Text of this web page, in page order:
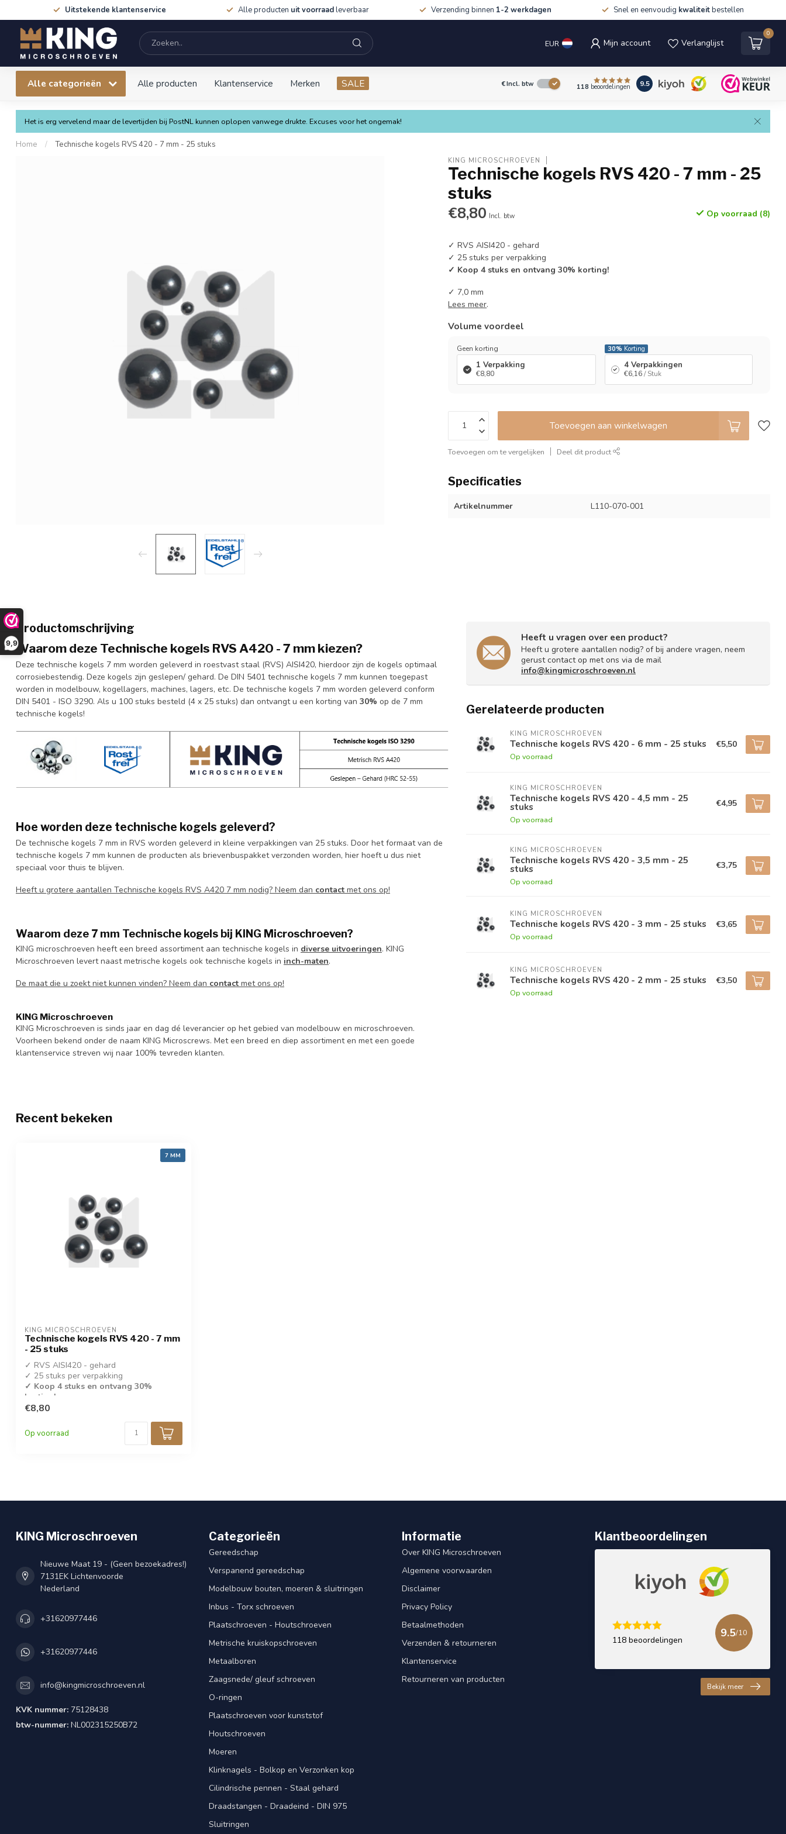
9,9
Uitstekende klantenservice Alle producten uit voorraadleverbaar Verzending binnen 1-2 werkdagen Snel en eenvoudig kwaliteitbestellen
EUR Mijn account Verlanglijst
0
Alle categorieën Alle producten Klantenservice Merken SALE €Incl. btw 118 beoordelingen 9.5
Het is erg vervelend maar de levertijden bij PostNL kunnen oplopen vanwege drukte. Excuses voor het ongemak!
Home / Technische kogels RVS 420 - 7 mm - 25 stuks
KING MICROSCHROEVEN
Technische kogels RVS 420 - 7 mm - 25
stuks
€8,80 Incl. btw Op voorraad (8)
✓ RVS AISI420 - gehard
✓ 25 stuks per verpakking
✓ Koop 4 stuks en ontvang 30% korting!
✓ 7,0 mm
Lees meer.
Volume voordeel
Geen korting
1 Verpakking
€8,80
30% Korting
4 Verpakkingen
€6,16 / Stuk
Toevoegen aan winkelwagen
Toevoegen om te vergelijken Deel dit product
Specificaties
Artikelnummer L110-070-001
Productomschrijving
Waarom deze Technische kogels RVS A420 - 7 mm kiezen?
Deze technische kogels 7 mm worden geleverd in roestvast staal (RVS) AISI420, hierdoor zijn de kogels optimaal
corrosiebestendig. Deze kogels zijn geslepen/ gehard. De DIN 5401 technische kogels 7 mm kunnen toegepast
worden in modelbouw, kogellagers, machines, lagers, etc. De technische kogels 7 mm worden geleverd conform
DIN 5401 - ISO 3290. Als u 100 stuks besteld (4 x 25 stuks) dan ontvangt u een korting van 30% op de 7 mm
technische kogels!
Hoe worden deze technische kogels geleverd?
De technische kogels 7 mm in RVS worden geleverd in kleine verpakkingen van 25 stuks. Door het formaat van de
technische kogels 7 mm kunnen de producten als brievenbuspakket verzonden worden, hier hoeft u dus niet
speciaal voor thuis te blijven.
Heeft u grotere aantallen Technische kogels RVS A420 7 mm nodig? Neem dan contact met ons op!
Waarom deze 7 mm Technische kogels bij KING Microschroeven?
KING microschroeven heeft een breed assortiment aan technische kogels in diverse uitvoeringen. KING
Microschroeven levert naast metrische kogels ook technische kogels in inch-maten.
De maat die u zoekt niet kunnen vinden? Neem dan contact met ons op!
KING Microschroeven
KING Microschroeven is sinds jaar en dag dé leverancier op het gebied van modelbouw en microschroeven.
Voorheen bekend onder de naam KING Microscrews. Met een breed en diep assortiment en met een goede
klantenservice streven wij naar 100% tevreden klanten.
Heeft u vragen over een product?
Heeft u grotere aantallen nodig? of bij andere vragen, neem
gerust contact op met ons via de mail
info@kingmicroschroeven.nl
Gerelateerde producten
KING MICROSCHROEVEN
Technische kogels RVS 420 - 6 mm - 25 stuks
Op voorraad
€5,50
KING MICROSCHROEVEN
Technische kogels RVS 420 - 4,5 mm - 25
stuks
Op voorraad
€4,95
KING MICROSCHROEVEN
Technische kogels RVS 420 - 3,5 mm - 25
stuks
Op voorraad
€3,75
KING MICROSCHROEVEN
Technische kogels RVS 420 - 3 mm - 25 stuks
Op voorraad
€3,65
KING MICROSCHROEVEN
Technische kogels RVS 420 - 2 mm - 25 stuks
Op voorraad
€3,50
Recent bekeken
7 MM
KING MICROSCHROEVEN
Technische kogels RVS 420 - 7 mm
- 25 stuks
✓ RVS AISI420 - gehard
✓ 25 stuks per verpakking
✓ Koop 4 stuks en ontvang 30%
korting!
€8,80
Op voorraad
KING Microschroeven
Nieuwe Maat 19 - (Geen bezoekadres!)
7131EK Lichtenvoorde
Nederland
+31620977446
+31620977446
info@kingmicroschroeven.nl
KVK nummer: 75128438
btw-nummer: NL002315250B72
Categorieën
Gereedschap
Verspanend gereedschap
Modelbouw bouten, moeren & sluitringen
Inbus - Torx schroeven
Plaatschroeven - Houtschroeven
Metrische kruiskopschroeven
Metaalboren
Zaagsnede/ gleuf schroeven
O-ringen
Plaatschroeven voor kunststof
Houtschroeven
Moeren
Klinknagels - Bolkop en Verzonken kop
Cilindrische pennen - Staal gehard
Draadstangen - Draadeind - DIN 975
Sluitringen
Informatie
Over KING Microschroeven
Algemene voorwaarden
Disclaimer
Privacy Policy
Betaalmethoden
Verzenden & retourneren
Klantenservice
Retourneren van producten
Klantbeoordelingen
118 beoordelingen
9.5/10
Bekijk meer